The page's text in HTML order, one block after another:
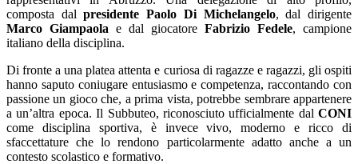
composta dalpresidente Paolo Di Michelangelo, dal dirigente
Marco Giampaola e dal giocatore Fabrizio Fedele, campione
italiano della disciplina.
Di fronte a una platea attenta e curiosa di ragazze e ragazzi, gli ospiti
hanno saputo coniugare entusiasmo e competenza, raccontando con
passione un gioco che, a prima vista, potrebbe sembrare appartenere
a un’altra epoca. Il Subbuteo, riconosciuto ufficialmente dal CONI
come disciplina sportiva, è invece vivo, moderno e ricco di
sfaccettature che lo rendono particolarmente adatto anche a un
contesto scolastico e formativo.